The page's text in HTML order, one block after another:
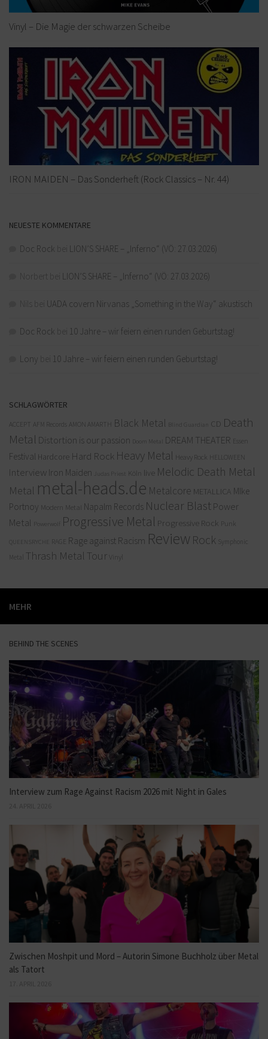
Vinyl – Die Magie der schwarzen Scheibe
IRON MAIDEN – Das Sonderheft (Rock Classics – Nr. 44)
NEUESTE KOMMENTARE
Doc Rock LION’S SHARE – „Inferno“ (VÖ: 27.03.2026)
Norbert LION’S SHARE – „Inferno“ (VÖ: 27.03.2026)
UADA covern Nirvanas „Something in the Way“ akustisch
Doc Rock 10 Jahre – wir feiern einen runden Geburtstag!
Lony 10 Jahre – wir feiern einen runden Geburtstag!
SCHLAGWÖRTER
ACCEPT AFM Records AMON AMARTH Black Metal Blind Guardian CD Death
Metal Distortion is our passion Doom Metal DREAM THEATER Essen
Festival Hardcore Hard Rock Heavy Metal Heavy Rock HELLOWEEN
Interview Iron Maiden Judas Priest Köln live Melodic Death Metal
Metal metal-heads.de Metalcore METALLICA MIke
Portnoy Modern Metal Napalm Records Nuclear Blast Power
Metal
Powerwolf Progressive Metal Progressive Rock Punk
QUEENSRYCHE RAGE Rage against Racism Review Rock
Symphonic
Metal
Thrash Metal Tour Vinyl
MEHR
BEHIND THE SCENES
Interview zum Rage Against Racism 2026 mit Night in Gales
Zwischen Moshpit und Mord – Autorin Simone Buchholz über Metal
als Tatort